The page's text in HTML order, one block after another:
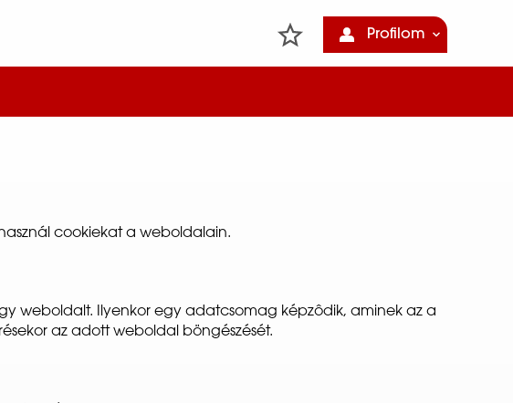
Profilom
cookiekat a weboldalain.
weboldalt. Ilyenkor egy adatcsomag képzôdik, aminek az a
az adott weboldal böngészését.